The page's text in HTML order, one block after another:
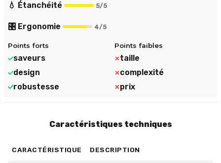
💧 Étanchéité 5/5
🎛️ Ergonomie 4/5
Points forts
saveurs
design
robustesse
Points faibles
taille
complexité
prix
Caractéristiques techniques
CARACTÉRISTIQUE DESCRIPTION